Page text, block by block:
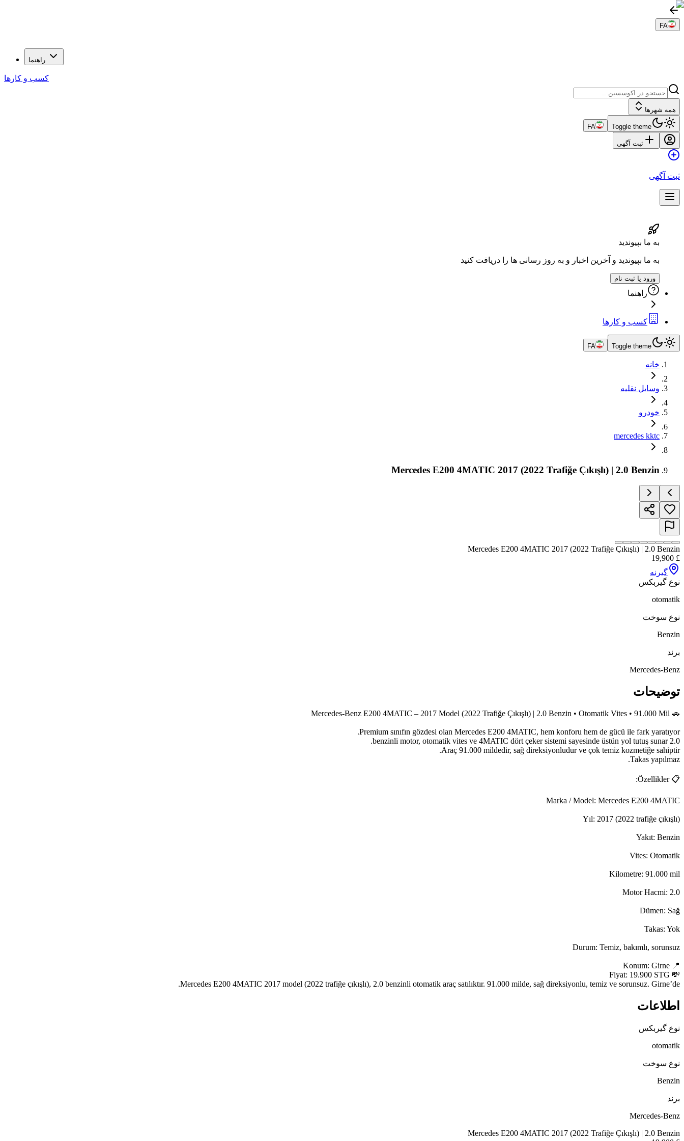
FA
راهنما
کسب و کارها
همه شهرها
Toggle theme
FA
ثبت آگهی
ثبت آگهی
به ما بپیوندید
به ما بپیوندید و آخرین اخبار و به روز رسانی ها را دریافت کنید
ورود یا ثبت نام
راهنما
کسب و کارها
Toggle theme
FA
خانه
وسایل نقلیه
خودرو
mercedes kktc
Mercedes E200 4MATIC 2017 (2022 Trafiğe Çıkışlı) | 2.0 Benzin
Mercedes E200 4MATIC 2017 (2022 Trafiğe Çıkışlı) | 2.0 Benzin
£
19,900
گیرنه
نوع گیربکس
otomatik
نوع سوخت
Benzin
برند
Mercedes-Benz
توضیحات
Mercedes E200 4MATIC 2017 model (2022 trafiğe çıkışlı), 2.0 benzinli otomatik araç satılıktır. 91.000 milde, sağ direksiyonlu, temiz ve sorunsuz. Girne’de.
اطلاعات
نوع گیربکس
otomatik
نوع سوخت
Benzin
برند
Mercedes-Benz
Mercedes E200 4MATIC 2017 (2022 Trafiğe Çıkışlı) | 2.0 Benzin